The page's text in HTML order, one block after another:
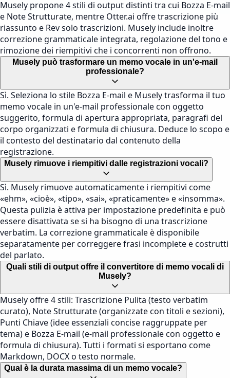
Musely propone 4 stili di output distinti tra cui Bozza E-mail
e Note Strutturate, mentre Otter.ai offre trascrizione più
riassunto e Rev solo trascrizioni. Musely include inoltre
correzione grammaticale integrata, regolazione del tono e
rimozione dei riempitivi che i concorrenti non offrono.
Musely può trasformare un memo vocale in un'e-mail
professionale?
Sì. Seleziona lo stile Bozza E-mail e Musely trasforma il tuo
memo vocale in un'e-mail professionale con oggetto
suggerito, formula di apertura appropriata, paragrafi del
corpo organizzati e formula di chiusura. Deduce lo scopo e
il contesto del destinatario dal contenuto della
registrazione.
Musely rimuove i riempitivi dalle registrazioni vocali?
Sì. Musely rimuove automaticamente i riempitivi come
«ehm», «cioè», «tipo», «sai», «praticamente» e «insomma».
Questa pulizia è attiva per impostazione predefinita e può
essere disattivata se si ha bisogno di una trascrizione
verbatim. La correzione grammaticale è disponibile
separatamente per correggere frasi incomplete e costrutti
del parlato.
Quali stili di output offre il convertitore di memo vocali di
Musely?
Musely offre 4 stili: Trascrizione Pulita (testo verbatim
curato), Note Strutturate (organizzate con titoli e sezioni),
Punti Chiave (idee essenziali concise raggruppate per
tema) e Bozza E-mail (e-mail professionale con oggetto e
formula di chiusura). Tutti i formati si esportano come
Markdown, DOCX o testo normale.
Qual è la durata massima di un memo vocale?